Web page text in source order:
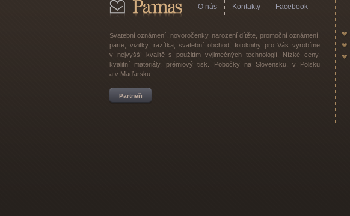
O nás Kontakty Facebook
Svatební oznámení, novoročenky, narození dítěte, promoční oznámení,
parte, vizitky, razítka, svatební obchod, fotoknihy pro Vás vyrobíme
v nejvyšší kvalitě s použitím výjimečných technologií. Nízké ceny,
kvalitní materiály, prémiový tisk. Pobočky na Slovensku, v Polsku
a v Maďarsku.
Partneři